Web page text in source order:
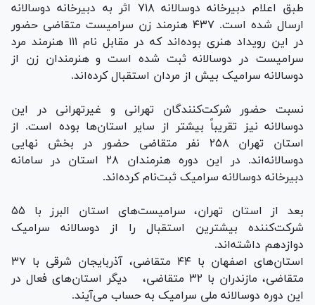
طبق اعلام دبیرخانه دوسالانه ۷۱۸ اثر به دبیرخانه دوسالانه
ارسال شده است. ۴۳۷ هنرمند زن سرامیست متقاضی حضور
در این رویداد هنری بوده‌اند که در مقابل نام ۱۱۱ هنرمند مرد
سرامیست در دوسالانه ثبت شده است و هنرمندان زن از
دوسالانه سرامیک بیش از مردان استقبال کرده‌اند.
نسبت حضور شرکت‌کنندگان تهرانی و غیرتهرانی در این
دوسالانه نیز تقریباً بیشتر از سایر استان‌ها بوده است. از
استان تهران ۲۵۸ نفر متقاضی حضور در بخش نهایی
دوسالانه‌اند. در این دوره هنرمندان ۲۸ استان در سامانه
دبیرخانه دوسالانه سرامیک ثبت‌نام کرده‌اند.
بعد از استان تهران، سرامیست‌های استان البرز با ۵۵
شرکت‌کننده بیشترین استقبال را از دوسالانه سرامیک
دوازدهم داشته‌اند.
استان‌های اصفهان با ۴۴ متقاضی، آذربایجان شرقی با ۳۷
متقاضی، مازندران با ۳۲ متقاضی، دیگر استان‌های فعال در
این دوره دوسالانه ملی سرامیک به حساب می‌آیند.